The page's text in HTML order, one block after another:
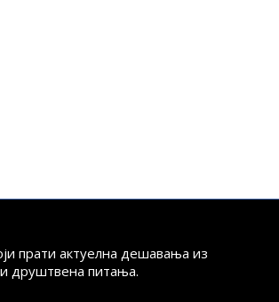
прати актуелна дешавања из
и друштвена питања.